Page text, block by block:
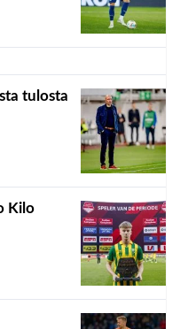
tulosta
Kilo